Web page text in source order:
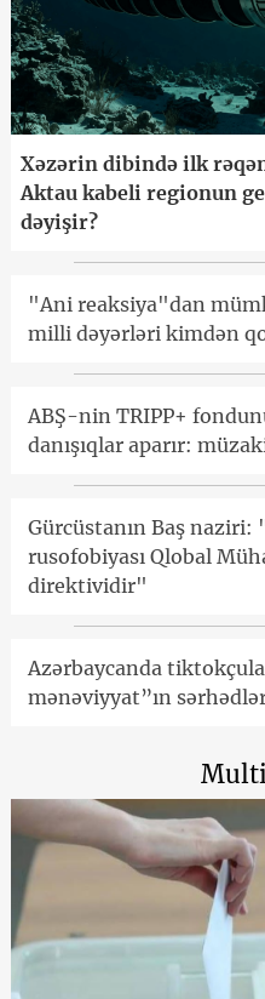
Xəzərin dibində ilk
Aktau kabeli regionun
dəyişir?
"Ani reaksiya"dan
milli dəyərləri kimdən
ABŞ-nin TRIPP+
danışıqlar aparır:
Gürcüstanın Baş
rusofobiyası Qlobal
direktividir"
Azərbaycanda
mənəviyyat”ın